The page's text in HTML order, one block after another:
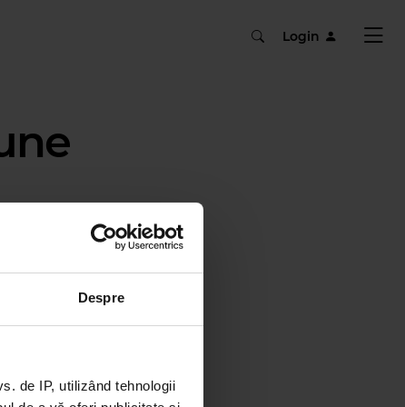
Despre
de IP, utilizând tehnologii
Login